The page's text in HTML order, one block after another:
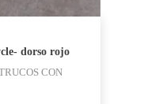
dorso rojo
CON